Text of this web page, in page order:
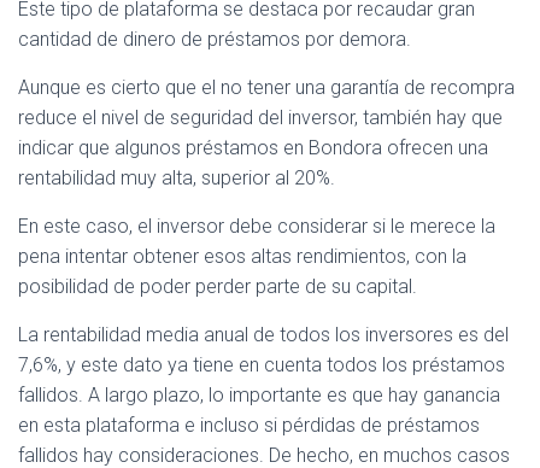
Este tipo de plataforma se destaca por recaudar gran
cantidad de dinero de préstamos por demora.
Aunque es cierto que el no tener una garantía de recompra
reduce el nivel de seguridad del inversor, también hay que
indicar que algunos préstamos en Bondora ofrecen una
rentabilidad muy alta, superior al 20%.
En este caso, el inversor debe considerar si le merece la
pena intentar obtener esos altas rendimientos, con la
posibilidad de poder perder parte de su capital.
La rentabilidad media anual de todos los inversores es del
7,6%, y este dato ya tiene en cuenta todos los préstamos
fallidos. A largo plazo, lo importante es que hay ganancia
en esta plataforma e incluso si pérdidas de préstamos
fallidos hay consideraciones. De hecho, en muchos casos